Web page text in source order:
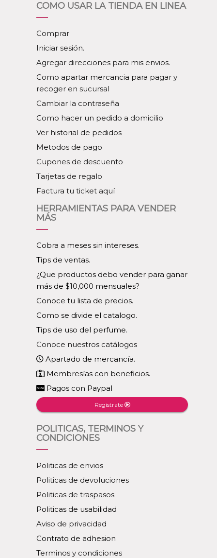
COMO USAR LA TIENDA EN LINEA
Comprar
Iniciar sesión.
Agregar direcciones para mis envios.
Como apartar mercancia para pagar y
recoger en sucursal
Cambiar la contraseña
Como hacer un pedido a domicilio
Ver historial de pedidos
Metodos de pago
Cupones de descuento
Tarjetas de regalo
Factura tu ticket aquí
HERRAMIENTAS PARA VENDER
MÁS
Cobra a meses sin intereses.
Tips de ventas.
¿Que productos debo vender para ganar
más de $10,000 mensuales?
Conoce tu lista de precios.
Como se divide el catalogo.
Tips de uso del perfume.
Conoce nuestros catálogos
Apartado de mercancía.
Membresías con beneficios.
Pagos con Paypal
Registrate
POLITICAS, TERMINOS Y
CONDICIONES
Politicas de envios
Politicas de devoluciones
Politicas de traspasos
Politicas de usabilidad
Aviso de privacidad
Contrato de adhesion
Terminos y condiciones